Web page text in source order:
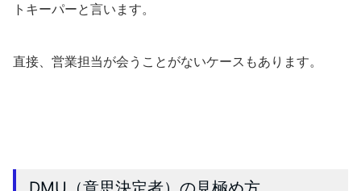
トキーパーと言います。
直接、営業担当が会うことがないケースもあります。